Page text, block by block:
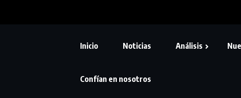
Inicio Noticias Análisis
Confían en nosotros